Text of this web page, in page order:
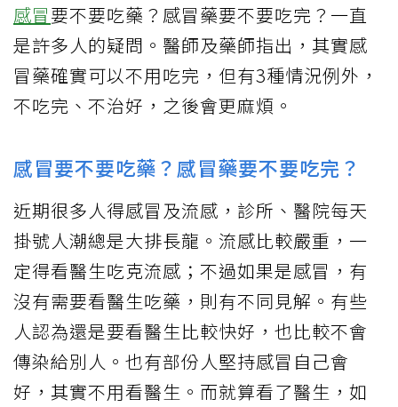
感冒要不要吃藥？感冒藥要不要吃完？一直
是許多人的疑問。醫師及藥師指出，其實感
冒藥確實可以不用吃完，但有3種情況例外，
不吃完、不治好，之後會更麻煩。
感冒要不要吃藥？感冒藥要不要吃完？
近期很多人得感冒及流感，診所、醫院每天
掛號人潮總是大排長龍。流感比較嚴重，一
定得看醫生吃克流感；不過如果是感冒，有
沒有需要看醫生吃藥，則有不同見解。有些
人認為還是要看醫生比較快好，也比較不會
傳染給別人。也有部份人堅持感冒自己會
好，其實不用看醫生。而就算看了醫生，如